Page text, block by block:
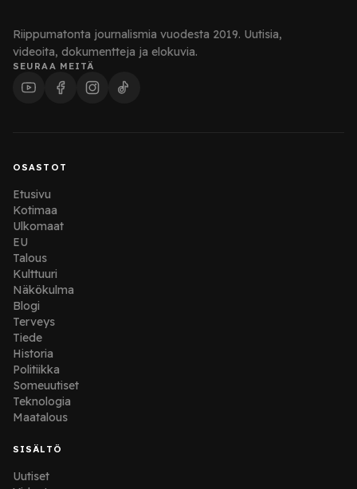
Riippumatonta journalismia vuodesta 2019. Uutisia,
videoita, dokumentteja ja elokuvia.
SEURAA MEITÄ
OSASTOT
Etusivu
Kotimaa
Ulkomaat
EU
Talous
Kulttuuri
Näkökulma
Blogi
Terveys
Tiede
Historia
Politiikka
Someuutiset
Teknologia
Maatalous
SISÄLTÖ
Uutiset